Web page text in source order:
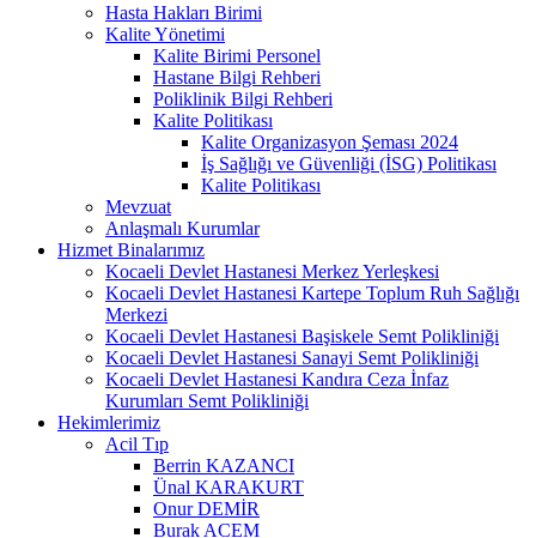
Hasta Hakları Birimi
Kalite Yönetimi
Kalite Birimi Personel
Hastane Bilgi Rehberi
Poliklinik Bilgi Rehberi
Kalite Politikası
Kalite Organizasyon Şeması 2024
İş Sağlığı ve Güvenliği (İSG) Politikası
Kalite Politikası
Mevzuat
Anlaşmalı Kurumlar
Hizmet Binalarımız
Kocaeli Devlet Hastanesi Merkez Yerleşkesi
Kocaeli Devlet Hastanesi Kartepe Toplum Ruh Sağlığı
Merkezi
Kocaeli Devlet Hastanesi Başiskele Semt Polikliniği
Kocaeli Devlet Hastanesi Sanayi Semt Polikliniği
Kocaeli Devlet Hastanesi Kandıra Ceza İnfaz
Kurumları Semt Polikliniği
Hekimlerimiz
Acil Tıp
Berrin KAZANCI
Ünal KARAKURT
Onur DEMİR
Burak ACEM